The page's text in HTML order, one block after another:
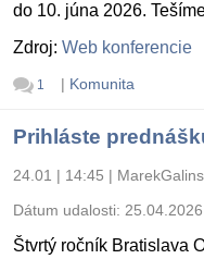
do 10. júna 2026.
Zdroj: Web konferencie
1 | Komunita
Prihláste
24.01 | 14:45 |
Dátum udalosti: 25.04.2026
Štvrtý ročník Bratislava